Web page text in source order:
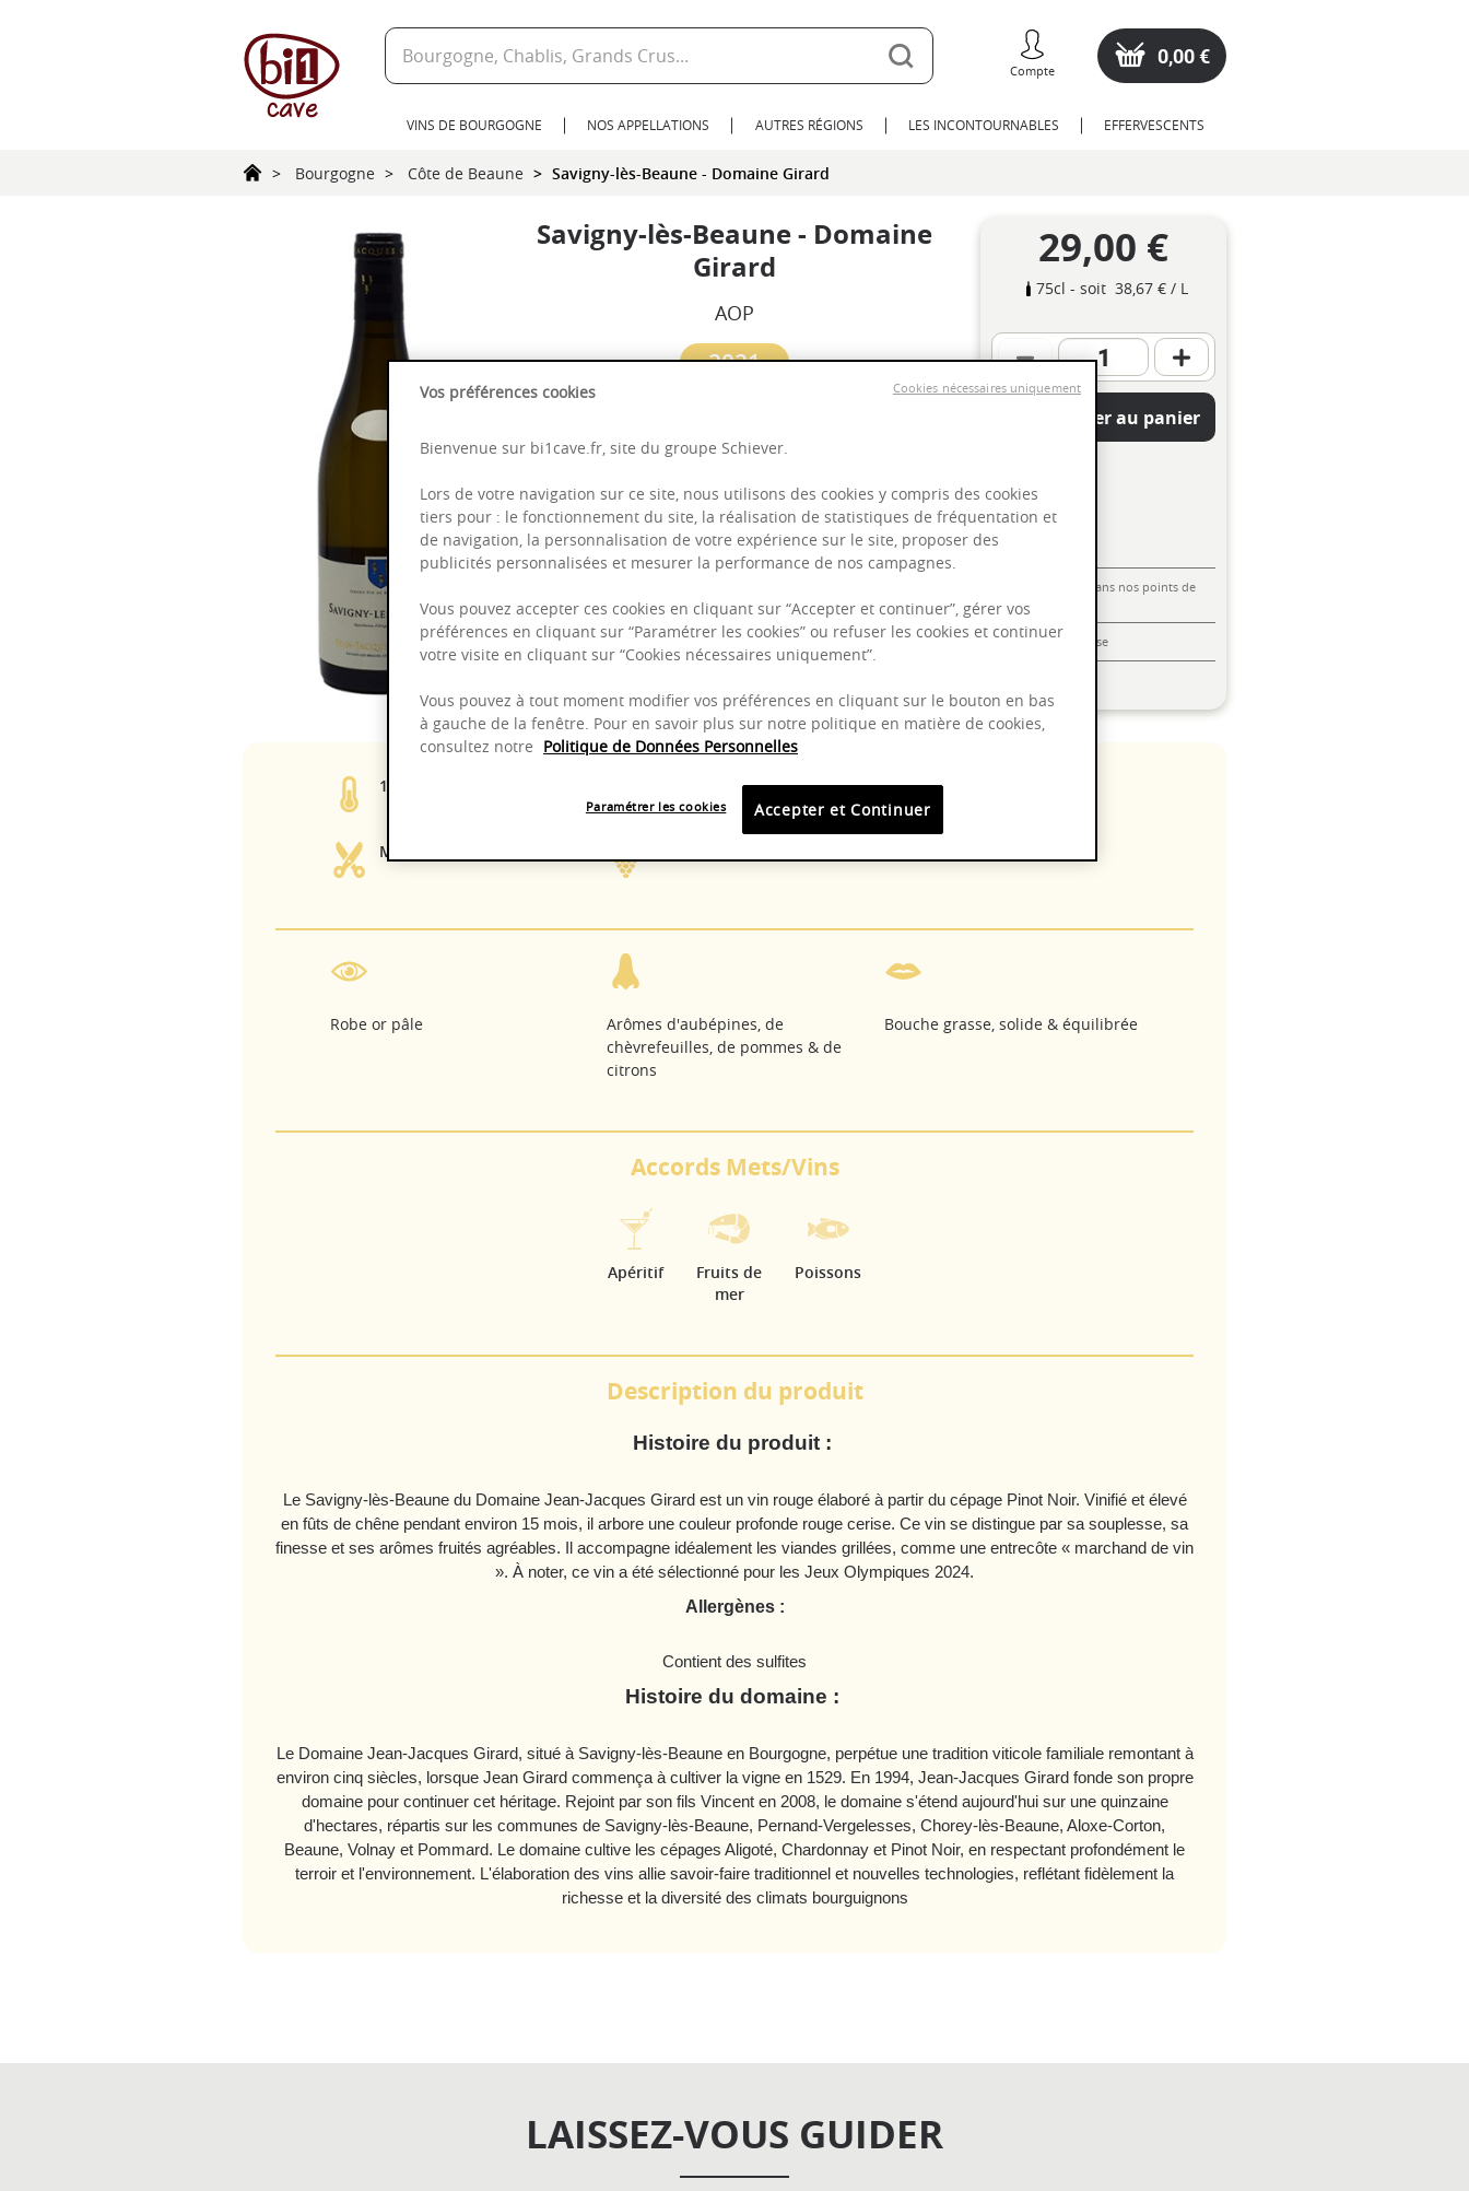
Compte
0,00 €
VINS DE BOURGOGNE NOS APPELLATIONS AUTRES RÉGIONS LES INCONTOURNABLES EFFERVESCENTS
Bourgogne Côte de Beaune Savigny-lès-Beaune - Domaine Girard
Savigny-lès-Beaune - Domaine
Girard
AOP
2021
29,00 €
75cl - soit 38,67 €/ L
Ajouter au panier
Livraison offerte dans nos points de
vente
Emballage anti-casse
13,00% 2024 - 2028
Manuelle
Robe or pâle
Arômes d'aubépines, de
chèvrefeuilles, de pommes & de
citrons
Bouche grasse, solide & équilibrée
Accords Mets/Vins
Apéritif
Fruits de
mer
Poissons
Description du produit
Histoire du produit :
Le Savigny-lès-Beaune du Domaine Jean-Jacques Girard est un vin rouge élaboré à partir du cépage Pinot Noir. Vinifié et élevé
en fûts de chêne pendant environ 15 mois, il arbore une couleur profonde rouge cerise. Ce vin se distingue par sa souplesse, sa
finesse et ses arômes fruités agréables. Il accompagne idéalement les viandes grillées, comme une entrecôte « marchand de vin
». À noter, ce vin a été sélectionné pour les Jeux Olympiques 2024.
Allergènes :
Contient des sulfites
Histoire du domaine :
Le Domaine Jean-Jacques Girard, situé à Savigny-lès-Beaune en Bourgogne, perpétue une tradition viticole familiale remontant à
environ cinq siècles, lorsque Jean Girard commença à cultiver la vigne en 1529. En 1994, Jean-Jacques Girard fonde son propre
domaine pour continuer cet héritage. Rejoint par son fils Vincent en 2008, le domaine s'étend aujourd'hui sur une quinzaine
d'hectares, répartis sur les communes de Savigny-lès-Beaune, Pernand-Vergelesses, Chorey-lès-Beaune, Aloxe-Corton,
Beaune, Volnay et Pommard. Le domaine cultive les cépages Aligoté, Chardonnay et Pinot Noir, en respectant profondément le
terroir et l'environnement. L'élaboration des vins allie savoir-faire traditionnel et nouvelles technologies, reflétant fidèlement la
richesse et la diversité des climats bourguignons
LAISSEZ-VOUS GUIDER
Vos préférences cookies
Bienvenue sur bi1cave.fr, site du groupe Schiever.
Lors de votre navigation sur ce site, nous utilisons des cookies y compris des cookies
tiers pour : le fonctionnement du site, la réalisation de statistiques de fréquentation et
de navigation, la personnalisation de votre expérience sur le site, proposer des
publicités personnalisées et mesurer la performance de nos campagnes.
Vous pouvez accepter ces cookies en cliquant sur “Accepter et continuer”, gérer vos
préférences en cliquant sur “Paramétrer les cookies” ou refuser les cookies et continuer
votre visite en cliquant sur “Cookies nécessaires uniquement”.
Vous pouvez à tout moment modifier vos préférences en cliquant sur le bouton en bas
à gauche de la fenêtre. Pour en savoir plus sur notre politique en matière de cookies,
consultez notre Politique de Données Personnelles
Accepter et Continuer
Paramétrer les cookies
Cookies nécessaires uniquement